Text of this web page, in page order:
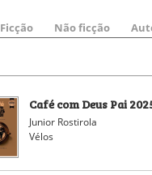
Ficção Não ficção
Café com Deus Pai
Junior Rostirola
Vélos